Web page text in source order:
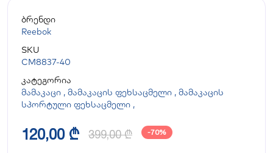
ბრენდი
Reebok
SKU
CM8837-40
კატეგორია
მამაკაცი , მამაკაცის ფეხსაცმელი , მამაკაცის
სპორტული ფეხსაცმელი ,
120,00 ₾ 399,00 ₾ -70%